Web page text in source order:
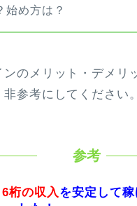
始め方は？
のメリット・デメリ
参考にしてください。
桁の収入を安定して